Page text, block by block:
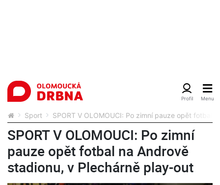
Sport SPORT V OLOMOUCI: Po zimní pauze opět fotbal
SPORT V OLOMOUCI: Po zimní
pauze opět fotbal na Andrově
stadionu, v Plechárně play-out